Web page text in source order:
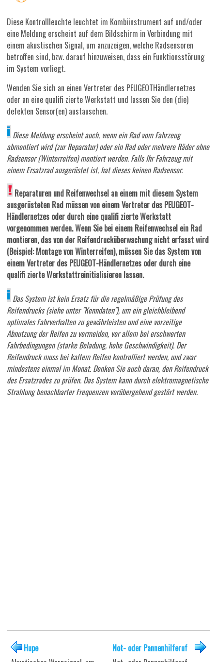
Diese Kontrollleuchte leuchtet im Kombiinstrument auf und/oder
eine Meldung erscheint auf dem Bildschirm in Verbindung mit
einem akustischen Signal, um anzuzeigen, welche Radsensoren
betroffen sind, bzw. darauf hinzuweisen, dass ein Funktionsstörung
im System vorliegt.
Wenden Sie sich an einen Vertreter des PEUGEOTHändlernetzes
oder an eine qualifi zierte Werkstatt und lassen Sie den (die)
defekten Sensor(en) austauschen.
Diese Meldung erscheint auch, wenn ein Rad vom Fahrzeug
abmontiert wird (zur Reparatur) oder ein Rad oder mehrere Räder ohne
Radsensor (Winterreifen) montiert werden. Falls Ihr Fahrzeug mit
einem Ersatzrad ausgerüstet ist, hat dieses keinen Radsensor.
Reparaturen und Reifenwechsel an einem mit diesem System
ausgerüsteten Rad müssen von einem Vertreter des PEUGEOT-
Händlernetzes oder durch eine qualifi zierte Werkstatt
vorgenommen werden. Wenn Sie bei einem Reifenwechsel ein Rad
montieren, das von der Reifendrucküberwachung nicht erfasst wird
(Beispiel: Montage von Winterreifen), müssen Sie das System von
einem Vertreter des PEUGEOT-Händlernetzes oder durch eine
qualifi zierte Werkstattreinitialisieren lassen.
Das System ist kein Ersatz für die regelmäßige Prüfung des
Reifendrucks (siehe unter "Kenndaten"), um ein gleichbleibend
optimales Fahrverhalten zu gewährleisten und eine vorzeitige
Abnutzung der Reifen zu vermeiden, vor allem bei erschwerten
Fahrbedingungen (starke Beladung, hohe Geschwindigkeit). Der
Reifendruck muss bei kaltem Reifen kontrolliert werden, und zwar
mindestens einmal im Monat. Denken Sie auch daran, den Reifendruck
des Ersatzrades zu prüfen. Das System kann durch elektromagnetische
Strahlung benachbarter Frequenzen vorübergehend gestört werden.
Hupe
Not- oder Pannenhilferuf